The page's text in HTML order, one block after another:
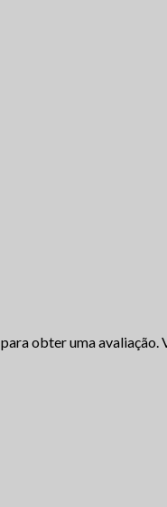
para obter uma avaliação.